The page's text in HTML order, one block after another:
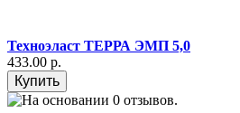
Техноэласт ТЕРРА ЭМП 5,0
433.00 р.